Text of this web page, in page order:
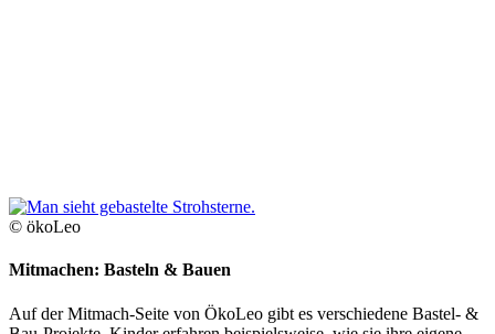
© ökoLeo
Mitmachen: Basteln & Bauen
Auf der Mitmach-Seite von ÖkoLeo gibt es verschiedene Bastel- &